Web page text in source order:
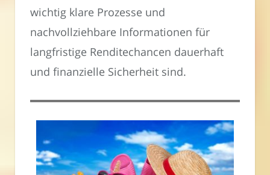
wichtig klare Prozesse und
nachvollziehbare Informationen für
langfristige Renditechancen dauerhaft
und finanzielle Sicherheit sind.